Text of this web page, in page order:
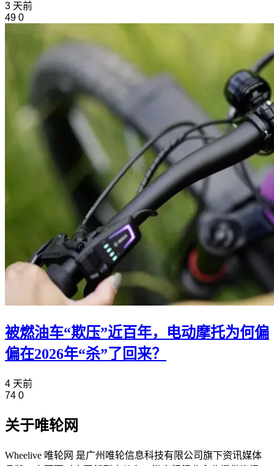
3 天前
49 0
被燃油车“欺压”近百年，电动摩托为何偏
偏在2026年“杀”了回来？
4 天前
74 0
关于唯轮网
Wheelive 唯轮网 是广州唯轮信息科技有限公司旗下资讯媒体